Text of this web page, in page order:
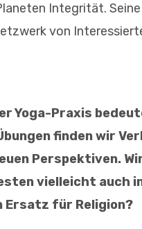
Integrität.
von
Yoga-Praxis
finden wir
Perspektiven.
vielleicht auch
Ersatz für Religion?